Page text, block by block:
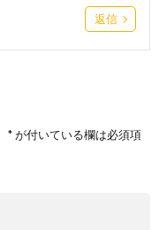
返信
*が付いている欄は必須項